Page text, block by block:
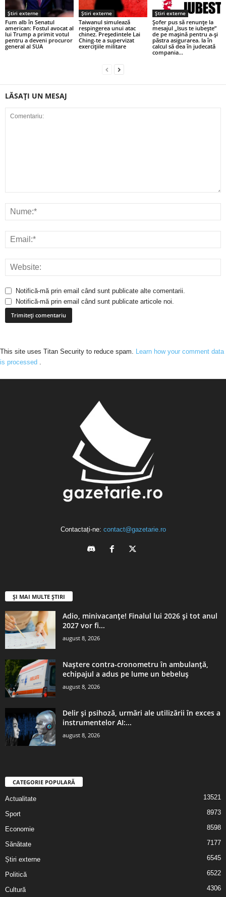
Știri externe
Fum alb în Senatul
american: Fostul avocat al
lui Trump a primit votul
pentru a deveni procuror
general al SUA
Știri externe
Taiwanul simulează
respingerea unui atac
chinez. Președintele Lai
Ching-te a supervizat
exercițiile militare
Știri externe
Șofer pus să renunțe la
mesajul „Isus te iubește”
de pe mașină pentru a-și
păstra asigurarea. Ia în
calcul să dea în judecată
compania...
LĂSAȚI UN MESAJ
Notifică-mă prin email când sunt publicate alte comentarii.
Notifică-mă prin email când sunt publicate articole noi.
This site uses Titan Security to reduce spam. Learn how your comment data
is processed .
Contactați-ne: contact@gazetarie.ro
ȘI MAI MULTE ȘTIRI
Adio, minivacanțe! Finalul lui 2026 și tot anul
2027 vor fi...
august 8, 2026
Naștere contra-cronometru în ambulanță,
echipajul a adus pe lume un bebeluș
august 8, 2026
Delir și psihoză, urmări ale utilizării în exces a
instrumentelor AI:...
august 8, 2026
CATEGORIE POPULARĂ
Actualitate 13521
Sport 8973
Economie 8598
Sănătate 7177
Știri externe 6545
Politică 6522
Cultură 4306